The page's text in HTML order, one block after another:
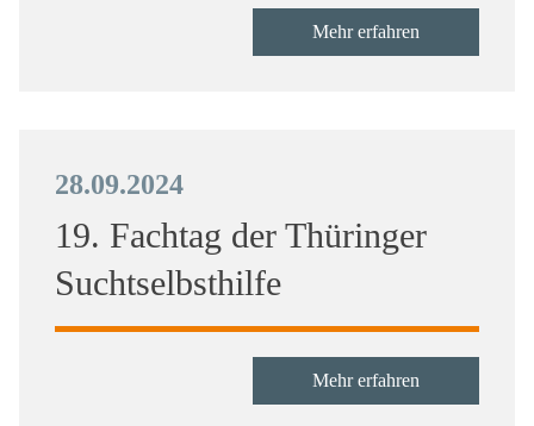
Mehr erfahren
28.09.2024
19. Fachtag der Thüringer
Suchtselbsthilfe
Mehr erfahren